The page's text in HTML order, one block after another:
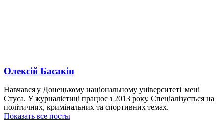
Олексій Басакін
Навчався у Донецькому національному університеті імені
Стуса. У журналістиці працює з 2013 року. Спеціалізується на
політичних, кримінальних та спортивних темах.
Показать все посты